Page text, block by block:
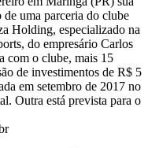
uma parceria do clube
Holding, especializado na
do empresário Carlos
com o clube, mais 15
de investimentos de R$ 5
em setembro de 2017 no
Outra está prevista para o